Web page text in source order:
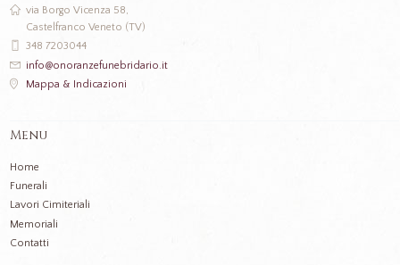
via Borgo Vicenza 58,
Castelfranco Veneto (TV)
348 7203044
info@onoranzefunebridario.it
Mappa & Indicazioni
Menu
Home
Funerali
Lavori Cimiteriali
Memoriali
Contatti